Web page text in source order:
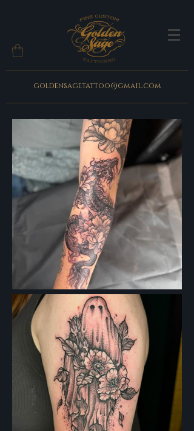
goldensagetattoo@gmail.com